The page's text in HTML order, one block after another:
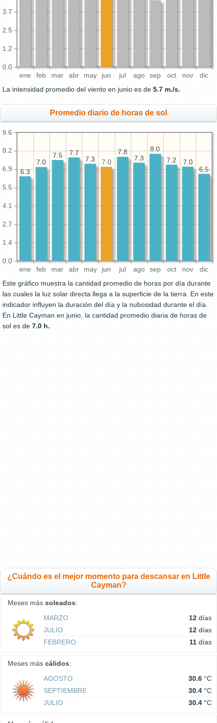
ene feb mar abr may jun jul ago sep oct nov dic
0.0
1.2
2.5
3.7
La intensidad promedio del viento en junio es de 5.7 m./s.
Promedio diario de horas de sol
ene feb mar abr may jun jul ago sep oct nov dic
0.0
1.4
2.7
4.1
5.5
6.9
8.2
9.6
6.5
7.0
7.2
8.0
7.3
7.8
7.3
7.7
7.5
7.0
6.3
6.5
7.0
7.2
8.0
7.3
7.8
7.0
7.3
7.7
7.5
7.0
6.3
Este gráfico muestra la cantidad promedio de horas por día durante
las cuales la luz solar directa llega a la superficie de la tierra. En este
indicador influyen la duración del día y la nubosidad durante el día.
En Little Cayman en junio, la cantidad promedio diaria de horas de
sol es de 7.0 h.
¿Cuándo es el mejor momento para descansar en Little
Cayman?
Meses más soleados:
MARZO
12 días
JULIO
12 días
FEBRERO
11 días
Meses más cálidos:
AGOSTO
30.6 °C
SEPTIEMBRE
30.4 °C
JULIO
30.4 °C